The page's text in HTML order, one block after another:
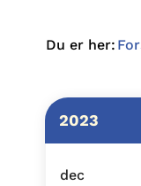
Du er her:
2023
dec